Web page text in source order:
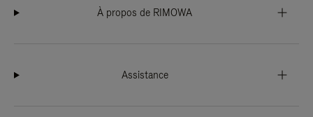
À propos de RIMOWA
Assistance